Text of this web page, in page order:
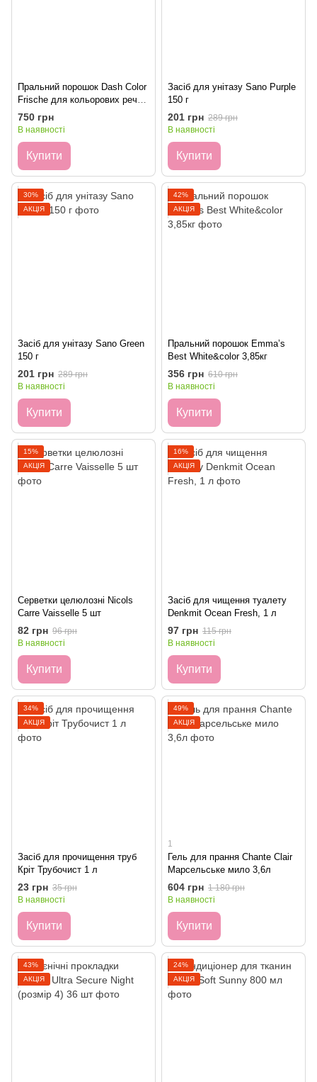
Пральний порошок Dash Color
Frische для кольорових речей
5.5 кг
750 грн
В наявності
Купити
Засіб для унітазу Sano Purple
150 г
201 грн 289 грн
В наявності
Купити
30%
АКЦІЯ
Засіб для унітазу Sano Green
150 г
201 грн 289 грн
В наявності
Купити
42%
АКЦІЯ
Пральний порошок Emma’s
Best White&color 3,85кг
356 грн 610 грн
В наявності
Купити
15%
АКЦІЯ
Серветки целюлозні Nicols
Carre Vaisselle 5 шт
82 грн 96 грн
В наявності
Купити
16%
АКЦІЯ
Засіб для чищення туалету
Denkmit Ocean Fresh, 1 л
97 грн 115 грн
В наявності
Купити
34%
АКЦІЯ
Засіб для прочищення труб
Кріт Трубочист 1 л
23 грн 35 грн
В наявності
Купити
49%
АКЦІЯ
1
Гель для прання Chante Clair
Марсельське мило 3,6л
604 грн 1 180 грн
В наявності
Купити
43%
АКЦІЯ
24%
АКЦІЯ